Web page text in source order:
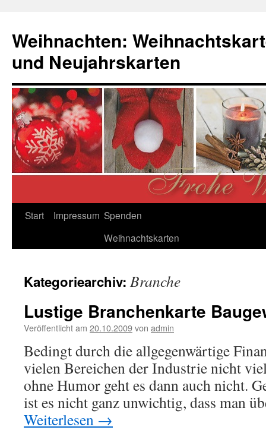
springen
Weihnachten:
und Neujahrskarten
Start Impressum Spenden
Weihnachtskarten
Kategoriearchiv: Branche
Lustige Branchenkarte
Veröffentlicht am 20.10.2009von admin
Bedingt durch die allgegenwärtige
vielen Bereichen der Industrie nicht
ohne Humor geht es dann auch nicht.
ist es nicht ganz unwichtig, dass man
Weiterlesen →